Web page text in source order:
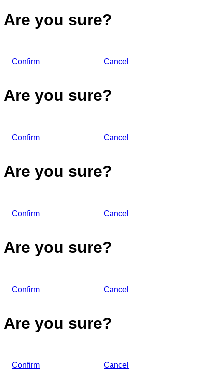
Are you sure?
Confirm Cancel
Are you sure?
Confirm Cancel
Are you sure?
Confirm Cancel
Are you sure?
Confirm Cancel
Are you sure?
Confirm Cancel